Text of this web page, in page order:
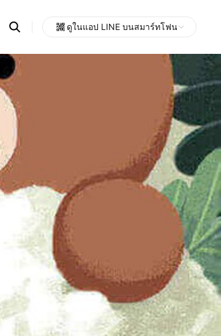
Search
OpenChats
messages
search
area
ดูในแอป LINE บนสมาร์ทโฟน